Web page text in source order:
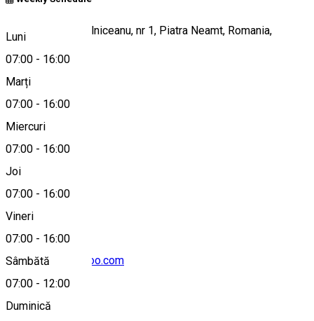
Luni
07:00 - 16:00
Marți
07:00 - 16:00
Miercuri
07:00 - 16:00
Joi
07:00 - 16:00
Vineri
07:00 - 16:00
Sâmbătă
07:00 - 12:00
Duminică
Piata Mihail Kogalniceanu, nr 1, Piatra Neamt, Romania,
610018
Hartă
actualtravel@yahoo.com